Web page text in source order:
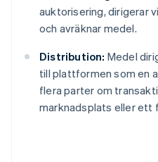
auktorisering, dirigerar
och avräknar medel.
Distribution: Medel
till plattformen som en
flera parter om
marknadsplats eller ett